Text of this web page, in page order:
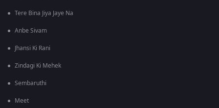
Tere Bina Jiya Jaye Na
Anbe Sivam
Jhansi Ki Rani
Zindagi Ki Mehek
Sembaruthi
Meet